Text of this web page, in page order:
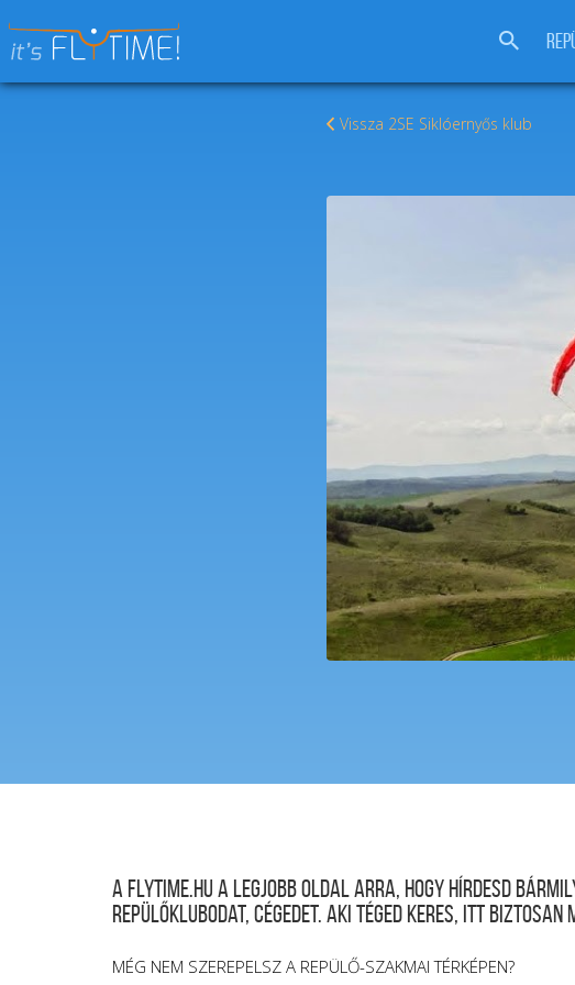
Keresés:
Vissza 2SE Siklóernyős klub
A FLYTIME.HU a legjobb oldal arra, hogy hírdesd
repülőklubodat, cégedet. Aki téged keres, itt biztosan
MÉG NEM SZEREPELSZ A REPÜLŐ-SZAKMAI TÉRKÉPEN?